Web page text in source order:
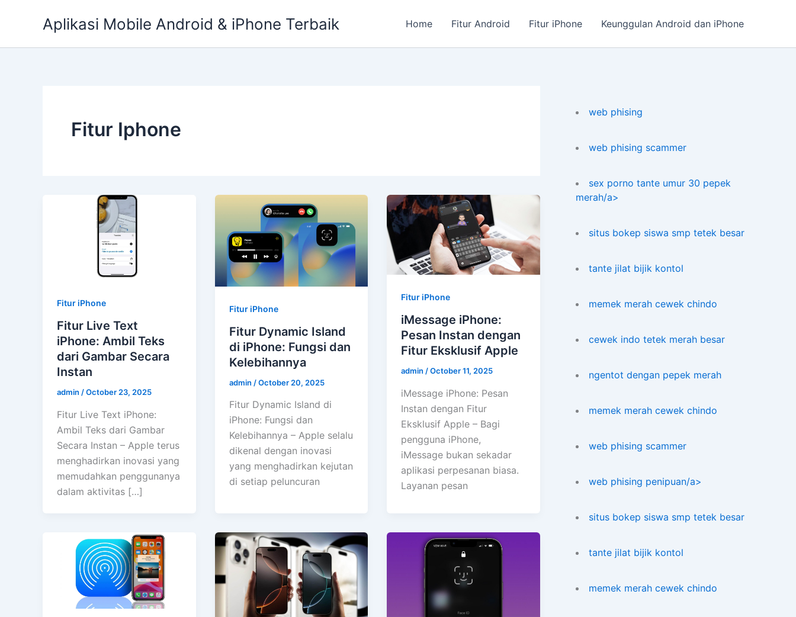
Aplikasi Mobile Android & iPhone Terbaik Home Fitur Android Fitur iPhone Keunggulan Android dan iPhone
Fitur Iphone
Fitur iPhone
Fitur Live Text
iPhone: Ambil Teks
dari Gambar Secara
Instan
admin /October 23, 2025
Fitur Live Text iPhone:
Ambil Teks dari Gambar
Secara Instan – Apple terus
menghadirkan inovasi yang
memudahkan penggunanya
dalam aktivitas […]
Fitur iPhone
Fitur Dynamic Island
di iPhone: Fungsi dan
Kelebihannya
admin /October 20, 2025
Fitur Dynamic Island di
iPhone: Fungsi dan
Kelebihannya – Apple selalu
dikenal dengan inovasi
yang menghadirkan kejutan
di setiap peluncuran
Fitur iPhone
iMessage iPhone:
Pesan Instan dengan
Fitur Eksklusif Apple
admin /October 11, 2025
iMessage iPhone: Pesan
Instan dengan Fitur
Eksklusif Apple – Bagi
pengguna iPhone,
iMessage bukan sekadar
aplikasi perpesanan biasa.
Layanan pesan
web phising
web phising scammer
sex porno tante umur 30 pepek
merah/a>
situs bokep siswa smp tetek besar
tante jilat bijik kontol
memek merah cewek chindo
cewek indo tetek merah besar
ngentot dengan pepek merah
memek merah cewek chindo
web phising scammer
web phising penipuan/a>
situs bokep siswa smp tetek besar
tante jilat bijik kontol
memek merah cewek chindo